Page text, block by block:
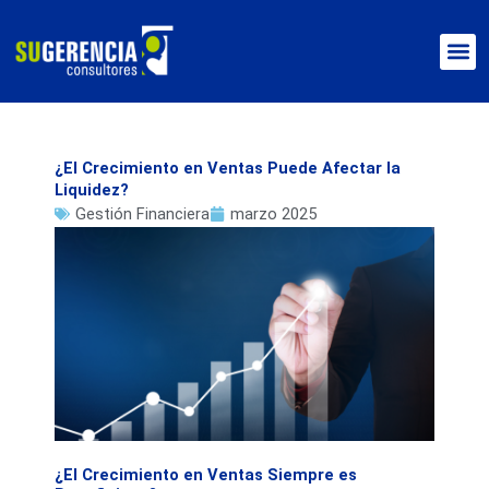
contenido
¿El Crecimiento en Ventas Puede Afectar la
Liquidez?
Gestión Financiera
marzo 2025
¿El Crecimiento en Ventas Siempre es